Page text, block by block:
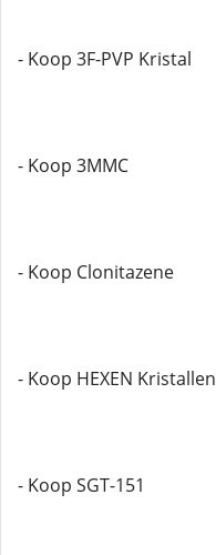
- Koop 3F-PVP Kristal
- Koop 3MMC
- Koop Clonitazene
- Koop HEXEN Kristallen
- Koop SGT-151